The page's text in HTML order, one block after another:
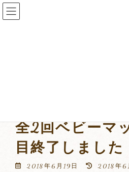
コ
ン
ナ
ビ
全2回ベビーマ
目終了しました
2018年6月19日
最
2018年6